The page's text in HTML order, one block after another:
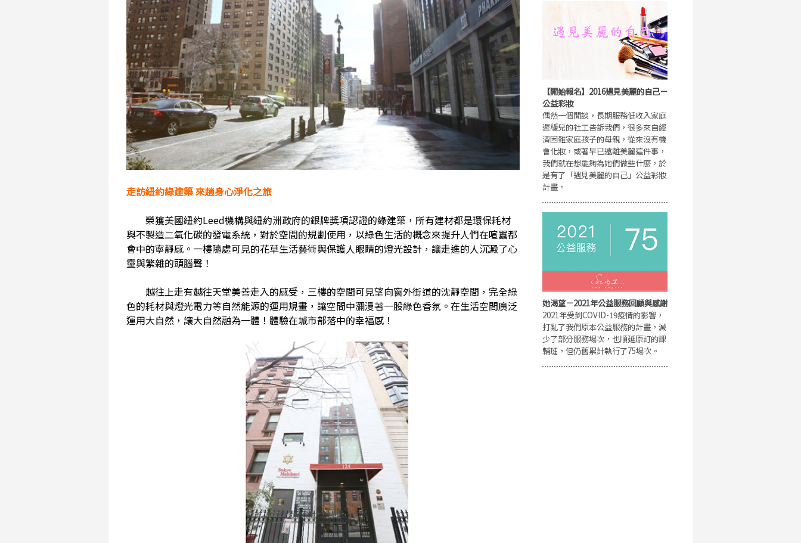
走訪紐約綠建築 來趟身心淨化之旅
榮獲美國紐約Leed機構與紐約洲政府的銀牌獎項認證的綠建築，所有建材都是環保耗材
與不製造二氧化碳的發電系統，對於空間的規劃使用，以綠色生活的概念來提升人們在喧囂都
會中的寧靜感。一樓隨處可見的花草生活藝術與保護人眼睛的燈光設計，讓走進的人沉澱了心
靈與繁雜的頭腦聲！
越往上走有越往天堂美善走入的感受，三樓的空間可見望向窗外街道的沈靜空間，完全綠
色的耗材與燈光電力等自然能源的運用規畫，讓空間中瀰漫著一股綠色香氛。在生活空間廣泛
運用大自然，讓大自然融為一體！體驗在城市部落中的幸福感！
【開始報名】2016遇見美麗的自己－
公益彩妝
偶然一個閒談，長期服務低收入家庭
遲緩兒的社工告訴我們，很多來自經
濟困難家庭孩子的母親，從來沒有機
會化妝，或著早已遠離美麗這件事，
我們就在想能夠為她們做些什麼，於
是有了「遇見美麗的自己」公益彩妝
計畫。
她渴望－2021年公益服務回顧與感謝
2021年受到COVID-19疫情的影響，
打亂了我們原本公益服務的計畫，減
少了部分服務場次，也順延原訂的課
輔班，但仍舊累計執行了75場次。